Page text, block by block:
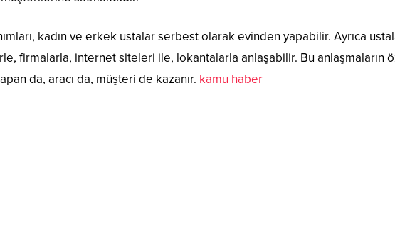
kadın ve erkek ustalar serbest olarak evinden yapabilir. Ayrıca
firmalarla, internet siteleri ile, lokantalarla anlaşabilir. Bu anlaşmaların
da, aracı da, müşteri de kazanır. kamu haber